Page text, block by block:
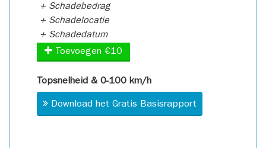
+ Schadebedrag
+ Schadelocatie
+ Schadedatum
Toevoegen €10
Topsnelheid & 0-100 km/h
Download het Gratis Basisrapport